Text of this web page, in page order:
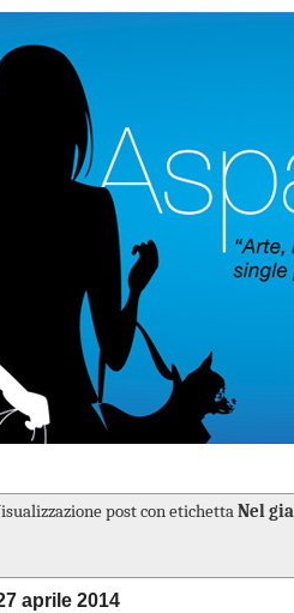
post con etichettaNel
aprile 2014